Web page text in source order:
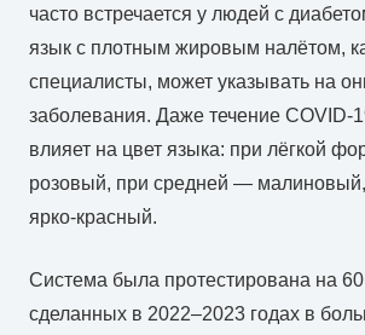
часто встречается у людей с
язык с плотным жировым налётом,
специалисты, может указывать на
заболевания. Даже течение COVID-
влияет на цвет языка: при лёгкой
розовый, при средней —
ярко-красный.
Система была протестирована на
сделанных в 2022–2023 годах в